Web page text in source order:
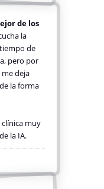
de los
la
de
pero por
deja
la forma
muy
la IA.